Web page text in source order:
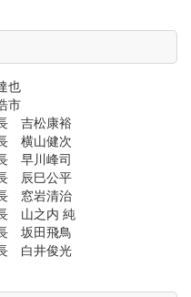
也
市
吉松康裕
横山健次
早川峰司
辰巳公平
窓岩清治
山之内 純
坂田飛鳥
白井俊光